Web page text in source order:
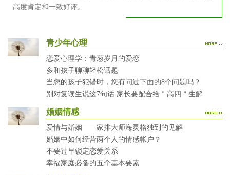
高度肯定和一致好评。
青少年心理
恋爱心理学：青葱岁月的爱恋
多和孩子聊聊轻松话题
当您的孩子犯错时，您有问过下面的8个问题吗？
别对复读生说这7句话 家长要配合给＂高四＂生解
婚姻情感
爱情与婚姻——家排大师海灵格独到的见解
婚姻中如何经营两个人的情感帐户？
不要过早锁定恋爱关系
幸福家庭必备的五个基本要素